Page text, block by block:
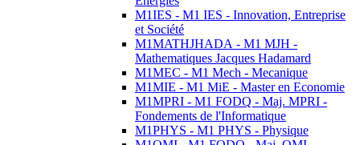
M1IES - M1 IES - Innovation, Entreprise
et Société
M1MATHJHADA - M1 MJH -
Mathematiques Jacques Hadamard
M1MEC - M1 Mech - Mecanique
M1MIE - M1 MiE - Master en Economie
M1MPRI - M1 FODQ - Maj. MPRI -
Fondements de l'Informatique
M1PHYS - M1 PHYS - Physique